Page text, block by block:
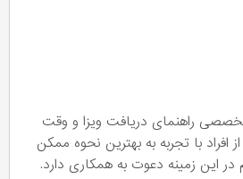
تخصصی راهنمای دریافت ویزا و وقت
افراد با تجربه به بهترین نحوه ممکن
این زمینه دعوت به همکاری دارد.